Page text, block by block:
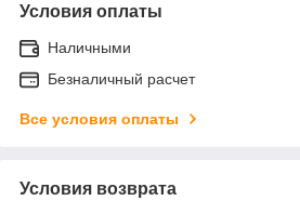
Условия оплаты
Наличными
Безналичный расчет
Все условия оплаты
Условия возврата